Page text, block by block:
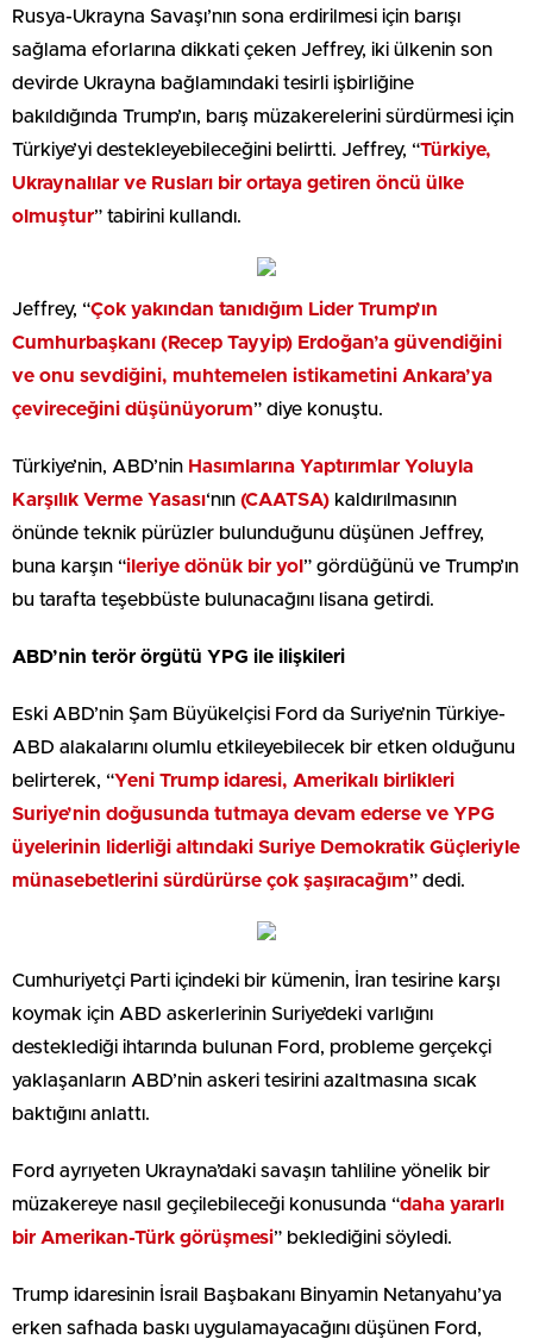
Rusya-Ukrayna Savaşı’nın sona erdirilmesi için barışı
sağlama eforlarına dikkati çeken Jeffrey, iki ülkenin son
devirde Ukrayna bağlamındaki tesirli işbirliğine
bakıldığında Trump’ın, barış müzakerelerini sürdürmesi için
Türkiye’yi destekleyebileceğini belirtti. Jeffrey, “Türkiye,
Ukraynalılar ve Rusları bir ortaya getiren öncü ülke
olmuştur” tabirini kullandı.
Jeffrey, “Çok yakından tanıdığım Lider Trump’ın
Cumhurbaşkanı (Recep Tayyip) Erdoğan’a güvendiğini
ve onu sevdiğini, muhtemelen istikametini Ankara’ya
çevireceğini düşünüyorum” diye konuştu.
Türkiye’nin, ABD’nin Hasımlarına Yaptırımlar Yoluyla
Karşılık Verme Yasası‘nın (CAATSA) kaldırılmasının
önünde teknik pürüzler bulunduğunu düşünen Jeffrey,
buna karşın “ileriye dönük bir yol ” gördüğünü ve Trump’ın
bu tarafta teşebbüste bulunacağını lisana getirdi.
ABD’nin terör örgütü YPG ile ilişkileri
Eski ABD’nin Şam Büyükelçisi Ford da Suriye’nin Türkiye-
ABD alakalarını olumlu etkileyebilecek bir etken olduğunu
belirterek, “Yeni Trump idaresi, Amerikalı birlikleri
Suriye’nin doğusunda tutmaya devam ederse ve YPG
üyelerinin liderliği altındaki Suriye Demokratik Güçleriyle
münasebetlerini sürdürürse çok şaşıracağım” dedi.
Cumhuriyetçi Parti içindeki bir kümenin, İran tesirine karşı
koymak için ABD askerlerinin Suriye’deki varlığını
desteklediği ihtarında bulunan Ford, probleme gerçekçi
yaklaşanların ABD’nin askeri tesirini azaltmasına sıcak
baktığını anlattı.
Ford ayrıyeten Ukrayna’daki savaşın tahliline yönelik bir
müzakereye nasıl geçilebileceği konusunda “daha yararlı
bir Amerikan-Türk görüşmesi” beklediğini söyledi.
Trump idaresinin İsrail Başbakanı Binyamin Netanyahu’ya
erken safhada baskı uygulamayacağını düşünen Ford,